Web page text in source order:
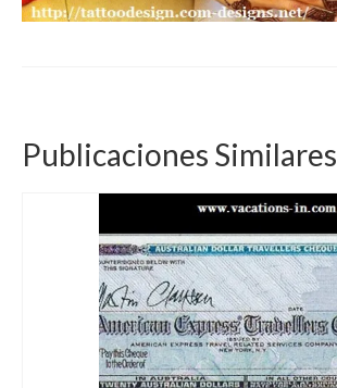
Publicaciones Similares